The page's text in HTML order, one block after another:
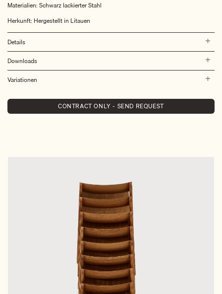
Materialien: Schwarz lackierter Stahl
Herkunft: Hergestellt in Litauen
Details
Downloads
Variationen
CONTRACT ONLY - SEND REQUEST